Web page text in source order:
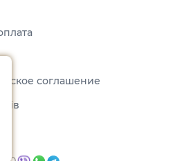
соглашение